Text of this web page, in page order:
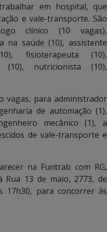
em hospital, que
e vale-transporte. São
clínico (10 vagas),
na saúde (10), assistente
fisioterapeuta (10),
nutricionista (10),
vagas, para administrador
de automação (1),
mecânico (1), a
de vale-transporte e
na Funtrab com RG,
Rua 13 de maio, 2773, de
17h30, para concorrer às